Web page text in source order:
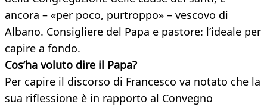
ancora – «per poco, purtroppo» – vescovo di
Albano. Consigliere del Papa e pastore: l’ideale per
capire a fondo.
Cos’ha voluto dire il Papa?
Per capire il discorso di Francesco va notato che la
sua riflessione è in rapporto al Convegno